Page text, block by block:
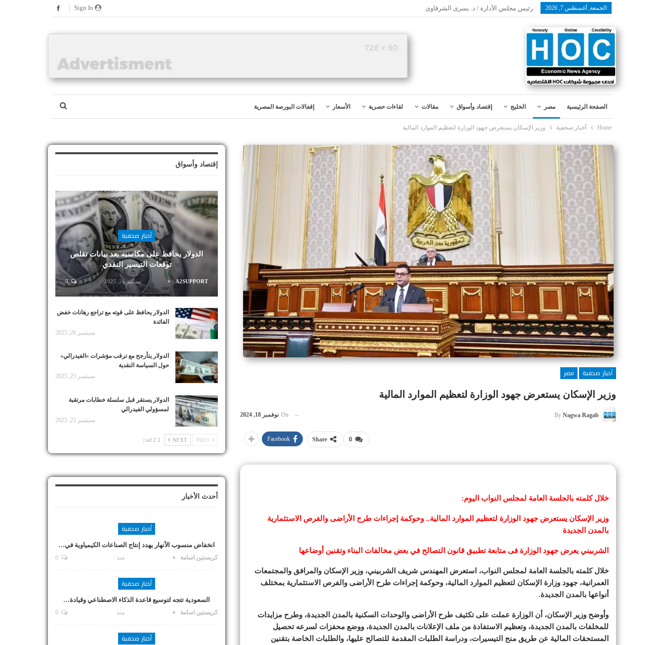
الجمعة, أغسطس 7, 2026 رئيس مجلس الأدارة / د. يسرى الشرقاوى
الصفحة الرئيسية مصر الخليج إقتصاد وأسواق مقالات لقاءات حصرية الأسعار إقفالات البورصة المصرية
Home أخبار صحفية وزير الإسكان يستعرض جهود الوزارة لتعظيم الموارد المالية
أخبار صحفية
مصر
وزير الإسكان يستعرض جهود الوزارة لتعظيم الموارد المالية
By Nagwa Ragab
On نوفمبر 18, 2024
0
Share
Facebook
خلال كلمته بالجلسة العامة لمجلس النواب اليوم:
وزير الإسكان يستعرض جهود الوزارة لتعظيم الموارد المالية.. وحوكمة إجراءات طرح الأراضى والفرص الاستثمارية
بالمدن الجديدة
الشربيني يعرض جهود الوزارة فى متابعة تطبيق قانون التصالح في بعض مخالفات البناء وتقنين أوضاعها
خلال كلمته بالجلسة العامة لمجلس النواب، استعرض المهندس شريف الشربيني، وزير الإسكان والمرافق والمجتمعات
العمرانية، جهود وزارة الإسكان لتعظيم الموارد المالية، وحوكمة إجراءات طرح الأراضى والفرص الاستثمارية بمختلف
أنواعها بالمدن الجديدة.
وأوضح وزير الإسكان، أن الوزارة عملت على تكثيف طرح الأراضى والوحدات السكنية بالمدن الجديدة، وطرح مزايدات
للمخلفات بالمدن الجديدة، وتعظيم الاستفادة من ملف الإعلانات بالمدن الجديدة، ووضع محفزات لسرعه تحصيل
المستحقات المالية عن طريق منح التيسيرات، ودراسة الطلبات المقدمة للتصالح عليها، والطلبات الخاصة بتقنين
إقتصاد وأسواق
أخبار صحفية
الدولار يحافظ على مكاسبه بعد بيانات تقلص
توقعات التيسير النقدي
A2SUPPORT سبتمبر 26, 2025 0
الدولار يحافظ على قوته مع تراجع رهانات خفض
الفائدة
سبتمبر 26, 2025
الدولار يتأرجح مع ترقب مؤشرات «الفيدرالي»
حول السياسة النقدية
سبتمبر 23, 2025
الدولار يستقر قبل سلسلة خطابات مرتقبة
لمسؤولي الفيدرالي
سبتمبر 22, 2025
NEXT
1 od 2 |
أحدث الأخبار
أخبار صحفية
انخفاض منسوب الأنهار يهدد إنتاج الصناعات الكيمياوية في…
كريستين اسامة منذ
أخبار صحفية
السعودية تتجه لتوسيع قاعدة الذكاء الاصطناعي وقيادة…
كريستين اسامة منذ
أخبار صحفية